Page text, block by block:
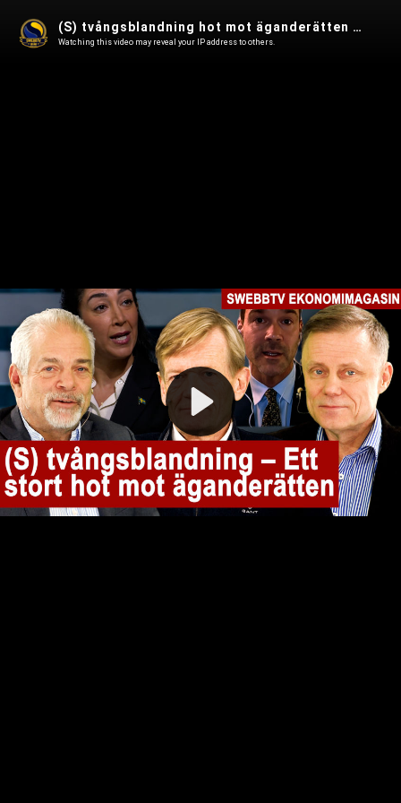
Play
Video
(S) tvångsblandning hot mot äganderätten – (M) lägger sig platt & gröna projekt skyddas av sekretess i Ekonomimagasin 72
Watching this video may reveal your IP address to others.